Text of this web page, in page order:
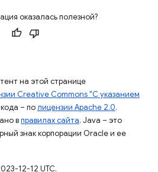
оказалась полезной?
на этой странице
Creative Commons "С указанием
– полицензии Apache 2.0.
вправилах сайта. Java – это
знак корпорации Oracle и ее
12-12 UTC.